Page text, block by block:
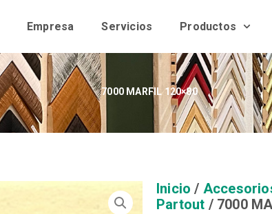
Empresa Servicios Productos
7000 MARFIL 120×80
Inicio /
Partout / 7000